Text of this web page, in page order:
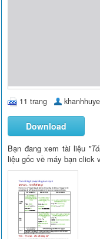
11 trang
Download
Bạn đang xem tài liệu
liệu gốc về máy bạn click